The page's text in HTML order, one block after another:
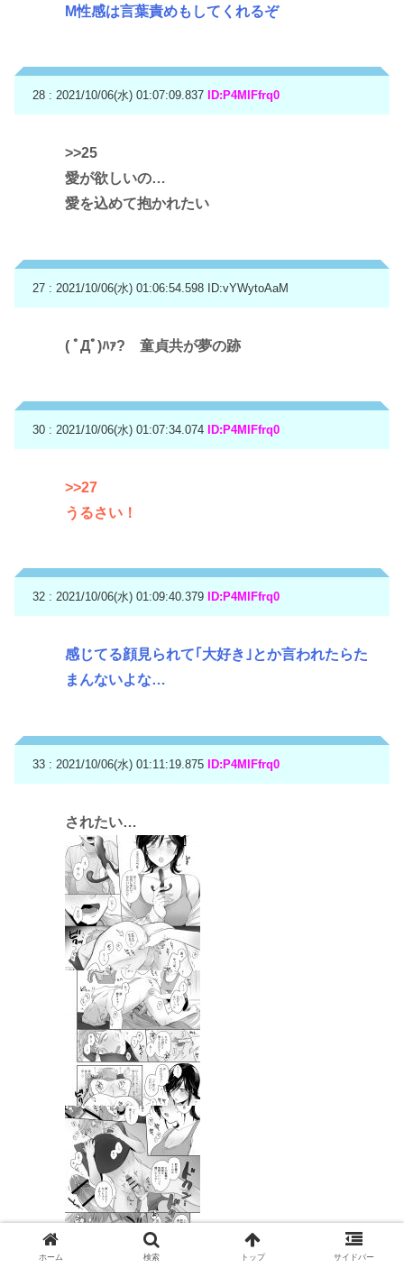
M性感は言葉責めもしてくれるぞ
28 : 2021/10/06(水) 01:07:09.837 ID:P4MIFfrq0
>>25
愛が欲しいの…
愛を込めて抱かれたい
27 : 2021/10/06(水) 01:06:54.598 ID:vYWytoAaM
( ﾟДﾟ)ﾊｧ? 童貞共が夢の跡
30 : 2021/10/06(水) 01:07:34.074 ID:P4MIFfrq0
>>27
うるさい！
32 : 2021/10/06(水) 01:09:40.379 ID:P4MIFfrq0
感じてる顔見られて｢大好き｣とか言われたらた
まんないよな…
33 : 2021/10/06(水) 01:11:19.875 ID:P4MIFfrq0
されたい…
ホーム 検索 トップ サイドバー